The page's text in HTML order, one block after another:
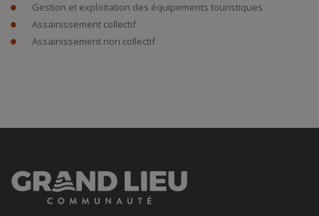
Gestion et exploitation des équipements touristiques
Assainissement collectif
Assainissement non collectif